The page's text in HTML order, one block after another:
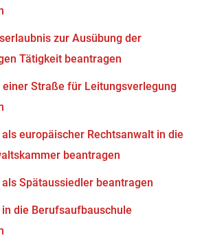
zur Ausübung der
Tätigkeit beantragen
Straße für Leitungsverlegung
europäischer Rechtsanwalt in die
beantragen
Spätaussiedler beantragen
die Berufsaufbauschule